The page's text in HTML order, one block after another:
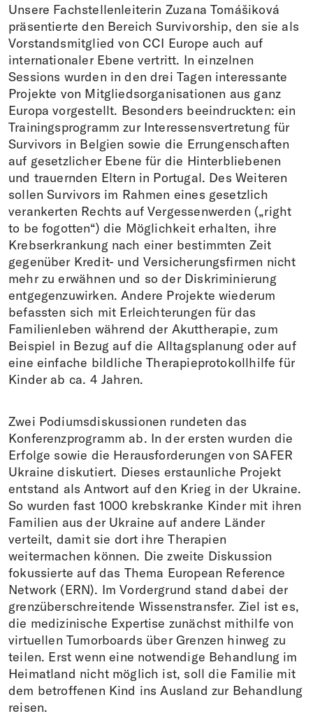
Unsere Fachstellenleiterin Zuzana Tomášiková
präsentierte den Bereich Survivorship, den sie als
Vorstandsmitglied von CCI Europe auch auf
internationaler Ebene vertritt. In einzelnen
Sessions wurden in den drei Tagen interessante
Projekte von Mitgliedsorganisationen aus ganz
Europa vorgestellt. Besonders beeindruckten: ein
Trainingsprogramm zur Interessensvertretung für
Survivors in Belgien sowie die Errungenschaften
auf gesetzlicher Ebene für die Hinterbliebenen
und trauernden Eltern in Portugal. Des Weiteren
sollen Survivors im Rahmen eines gesetzlich
verankerten Rechts auf Vergessenwerden („right
to be fogotten“) die Möglichkeit erhalten, ihre
Krebserkrankung nach einer bestimmten Zeit
gegenüber Kredit- und Versicherungsfirmen nicht
mehr zu erwähnen und so der Diskriminierung
entgegenzuwirken. Andere Projekte wiederum
befassten sich mit Erleichterungen für das
Familienleben während der Akuttherapie, zum
Beispiel in Bezug auf die Alltagsplanung oder auf
eine einfache bildliche Therapieprotokollhilfe für
Kinder ab ca. 4 Jahren.
Zwei Podiumsdiskussionen rundeten das
Konferenzprogramm ab. In der ersten wurden die
Erfolge sowie die Herausforderungen von SAFER
Ukraine diskutiert. Dieses erstaunliche Projekt
entstand als Antwort auf den Krieg in der Ukraine.
So wurden fast 1000 krebskranke Kinder mit ihren
Familien aus der Ukraine auf andere Länder
verteilt, damit sie dort ihre Therapien
weitermachen können. Die zweite Diskussion
fokussierte auf das Thema European Reference
Network (ERN). Im Vordergrund stand dabei der
grenzüberschreitende Wissenstransfer. Ziel ist es,
die medizinische Expertise zunächst mithilfe von
virtuellen Tumorboards über Grenzen hinweg zu
teilen. Erst wenn eine notwendige Behandlung im
Heimatland nicht möglich ist, soll die Familie mit
dem betroffenen Kind ins Ausland zur Behandlung
reisen.